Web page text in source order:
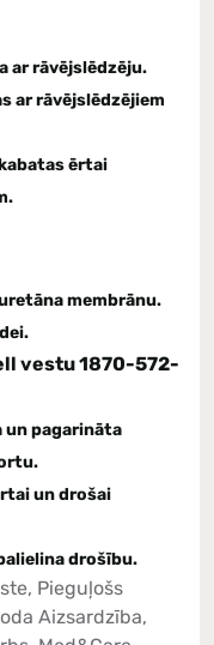
ar rāvējslēdzēju.
ar rāvējslēdzējiem
ērtai
membrānu.
vestu 1870-572-
un pagarināta
un drošai
drošību.
, Pieguļošs
Aizsardzība,